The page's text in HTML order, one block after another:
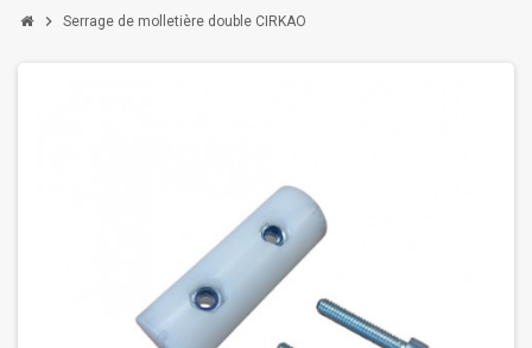
chevron_right Serrage de molletière double CIRKAO